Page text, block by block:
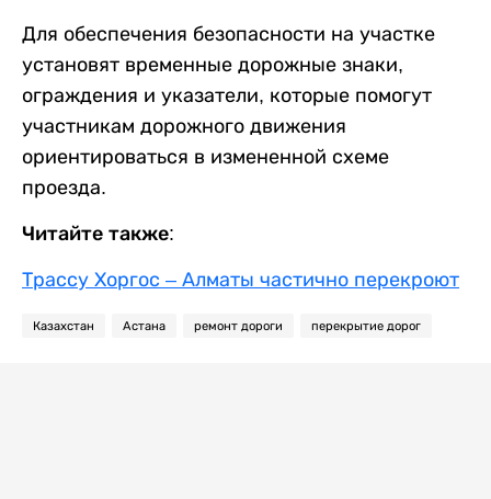
Для обеспечения безопасности на участке
установят временные дорожные знаки,
ограждения и указатели, которые помогут
участникам дорожного движения
ориентироваться в измененной схеме
проезда.
Читайте также:
Трассу Хоргос – Алматы частично перекроют
Казахстан Астана ремонт дороги перекрытие дорог